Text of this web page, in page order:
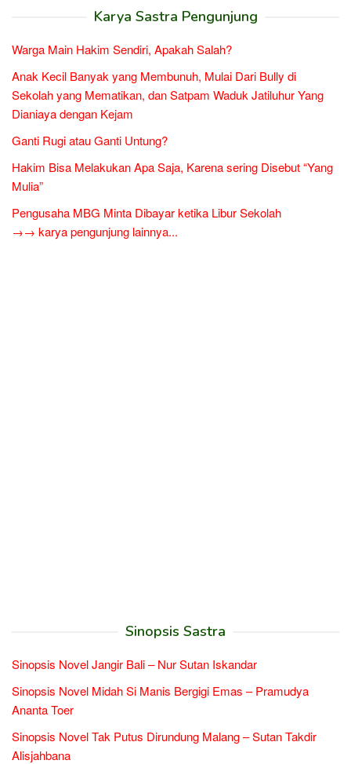
Karya Sastra Pengunjung
Warga Main Hakim Sendiri, Apakah Salah?
Anak Kecil Banyak yang Membunuh, Mulai Dari Bully di
Sekolah yang Mematikan, dan Satpam Waduk Jatiluhur Yang
Dianiaya dengan Kejam
Ganti Rugi atau Ganti Untung?
Hakim Bisa Melakukan Apa Saja, Karena sering Disebut “Yang
Mulia”
Pengusaha MBG Minta Dibayar ketika Libur Sekolah
→→ karya pengunjung lainnya...
Sinopsis Sastra
Sinopsis Novel Jangir Bali – Nur Sutan Iskandar
Sinopsis Novel Midah Si Manis Bergigi Emas – Pramudya
Ananta Toer
Sinopsis Novel Tak Putus Dirundung Malang – Sutan Takdir
Alisjahbana